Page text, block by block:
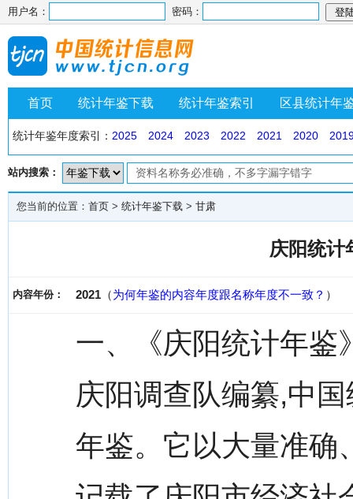
用户名： 密码：
首页 统计年鉴下载 统计年鉴索引 区县统计年
统计年鉴年度索引： 2025 2024 2023 2022 2021 2020
站内搜索：
您当前的位置： 首页 > 统计年鉴下载 > 甘肃
庆阳统计
内容年份： 2021 （为何年鉴的内容年度跟名称年度不一致？ ）
一、《庆阳统计年鉴
庆阳调查队编纂,中
年鉴。它以大量准确